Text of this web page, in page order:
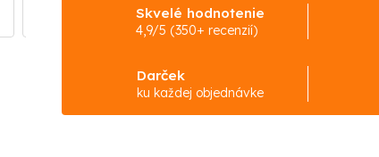
Skvelé hodnotenie
4,9/5 (350+ recenzií)
Darček
ku každej objednávke